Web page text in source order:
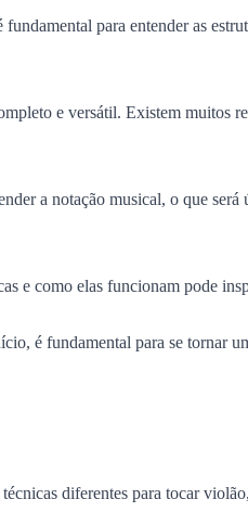
para entender as
e versátil. Existem muitos
a notação musical, o que
e como elas funcionam pode
é fundamental para se tornar
diferentes para tocar